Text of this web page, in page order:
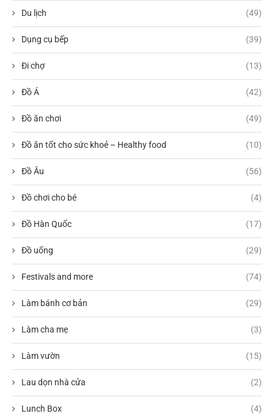
Du lịch (49)
Dụng cụ bếp (39)
Đi chợ (13)
Đồ Á (42)
Đồ ăn chơi (49)
Đồ ăn tốt cho sức khoẻ – Healthy food (10)
Đồ Âu (56)
Đồ chơi cho bé (4)
Đồ Hàn Quốc (17)
Đồ uống (29)
Festivals and more (74)
Làm bánh cơ bản (29)
Làm cha mẹ (3)
Làm vườn (15)
Lau dọn nhà cửa (2)
Lunch Box (4)